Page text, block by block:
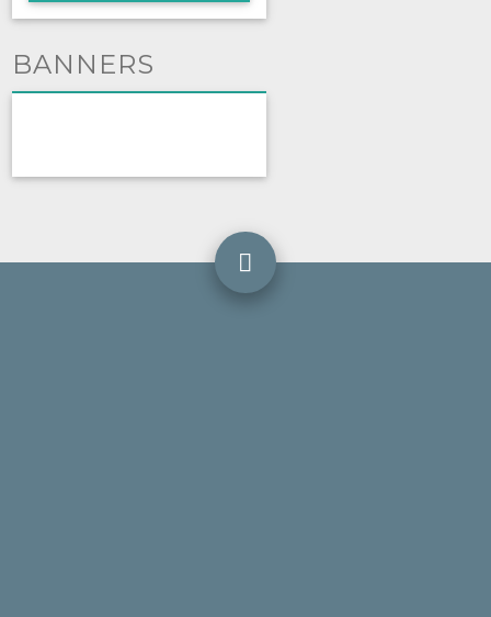
BANNERS